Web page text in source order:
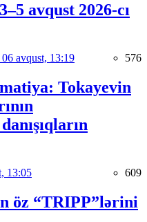
avqust 2026-cı
06 avqust, 13:19 576
Tokayevin
13:05 609
öz “TRIPP”lərini